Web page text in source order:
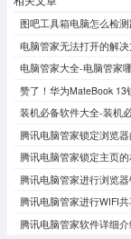
图吧工具箱电脑怎么检
电脑管家无法打开的解
电脑管家大全-电脑管家
赞了！华为MateBook
装机必备软件大全-装机
腾讯电脑管家锁定浏览
腾讯电脑管家锁定主页
腾讯电脑管家进行浏览
腾讯电脑管家进行WIFI
腾讯电脑管家软件详细介